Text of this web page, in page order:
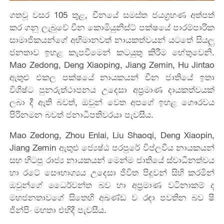
ගතවූ වසර 105 තුළ, චීනයේ සමස්ත ජයග්‍රහණ අත්පත්
කර ගනු ලැබුවේ චීන කොමියුනිස්ට් පක්ෂයේ පාරම්පාරික
සාමාජිකයන්ගේ අභිමානවත් නායකත්වයන් යටතේ සියලු
ජනතාව ඉහළ කැපවීමෙන් කටයුතු කිරීම හේතුවෙනි.
Mao Zedong, Deng Xiaoping, Jiang Zemin, Hu Jintao
ඇතුළු එකල පක්ෂ‌යේ නායකයන් චීන ජාතියේ ඉතා
විශිෂ්ට පුනරුත්ථාපනය උදෙසා අප්‍රමාණ දායකත්වයක්
ලබා දී ඇති බවත්, ඔවුන් වෙත අපගේ ඉහළ ගෞරවය
පිරිනමන බවත් ජනාධිපතිවරයා පැවසීය.
Mao Zedong, Zhou Enlai, Liu Shaoqi, Deng Xiaopin,
Jiang Zemin ඇතුළු ජ්‍යෙෂ්ඨ පරපුරේ විප්ලවීය නායකයන්
සහ හිටපු රාජ්‍ය නායකයන් මෙන්ම ජාතියේ ස්වාධීනත්වය
හා රටේ සෞභාග්‍යය උදෙසා ජීවිත පිදූවන් සිහි කරමින්
ඔවුන්ගේ ධෛර්වන්ත බව හා අප්‍රමාණ වටිනාකම් ද
මහජනතාවගේ සිතෙහි අඛණ්ඩ ව රඳා පවතින බව ෂී
ජින්පිං මහතා එහිදී පැවසීය.